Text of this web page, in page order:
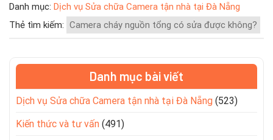
Danh mục: Dịch vụ Sửa chữa Camera tận nhà tại Đà Nẵng
Thẻ tìm kiếm: Camera cháy nguồn tổng có sửa được không?
Danh mục bài viết
Dịch vụ Sửa chữa Camera tận nhà tại Đà Nẵng (523)
Kiến thức và tư vấn (491)